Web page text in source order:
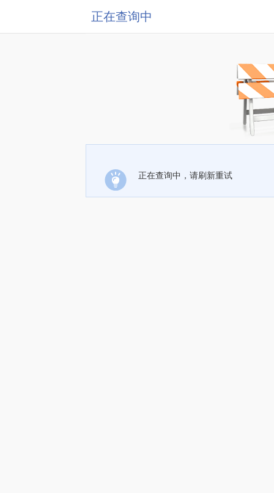
正在查询中
正在查询中，请刷新重试